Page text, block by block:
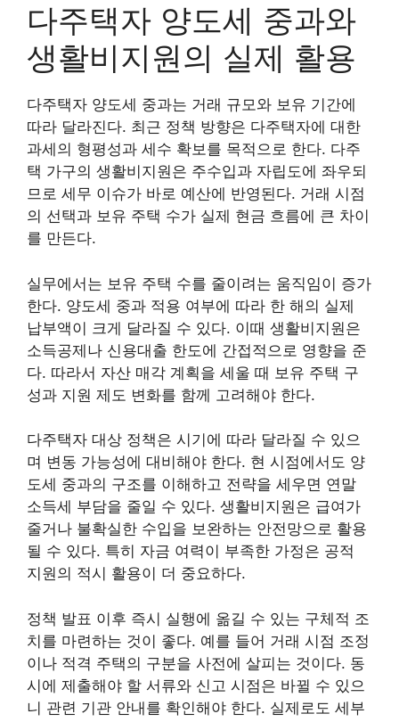
다주택자 양도세 중과와
생활비지원의 실제 활용
다주택자 양도세 중과는 거래 규모와 보유 기간에
따라 달라진다. 최근 정책 방향은 다주택자에 대한
과세의 형평성과 세수 확보를 목적으로 한다. 다주
택 가구의 생활비지원은 주수입과 자립도에 좌우되
므로 세무 이슈가 바로 예산에 반영된다. 거래 시점
의 선택과 보유 주택 수가 실제 현금 흐름에 큰 차이
를 만든다.
실무에서는 보유 주택 수를 줄이려는 움직임이 증가
한다. 양도세 중과 적용 여부에 따라 한 해의 실제
납부액이 크게 달라질 수 있다. 이때 생활비지원은
소득공제나 신용대출 한도에 간접적으로 영향을 준
다. 따라서 자산 매각 계획을 세울 때 보유 주택 구
성과 지원 제도 변화를 함께 고려해야 한다.
다주택자 대상 정책은 시기에 따라 달라질 수 있으
며 변동 가능성에 대비해야 한다. 현 시점에서도 양
도세 중과의 구조를 이해하고 전략을 세우면 연말
소득세 부담을 줄일 수 있다. 생활비지원은 급여가
줄거나 불확실한 수입을 보완하는 안전망으로 활용
될 수 있다. 특히 자금 여력이 부족한 가정은 공적
지원의 적시 활용이 더 중요하다.
정책 발표 이후 즉시 실행에 옮길 수 있는 구체적 조
치를 마련하는 것이 좋다. 예를 들어 거래 시점 조정
이나 적격 주택의 구분을 사전에 살피는 것이다. 동
시에 제출해야 할 서류와 신고 시점은 바뀔 수 있으
니 관련 기관 안내를 확인해야 한다. 실제로도 세부